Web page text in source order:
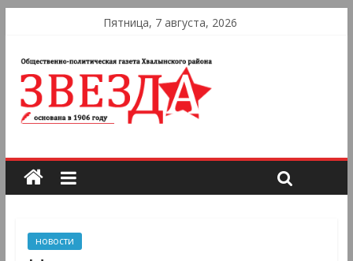
Пятница, 7 августа, 2026
новости